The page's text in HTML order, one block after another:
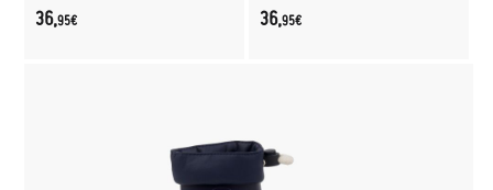
36,95€ 36,95€